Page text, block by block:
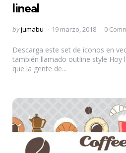
lineal
Posted
byjumabu 19 marzo, 2018 0
Descarga este set de iconos en
también llamado outline style Hoy
que la gente de...